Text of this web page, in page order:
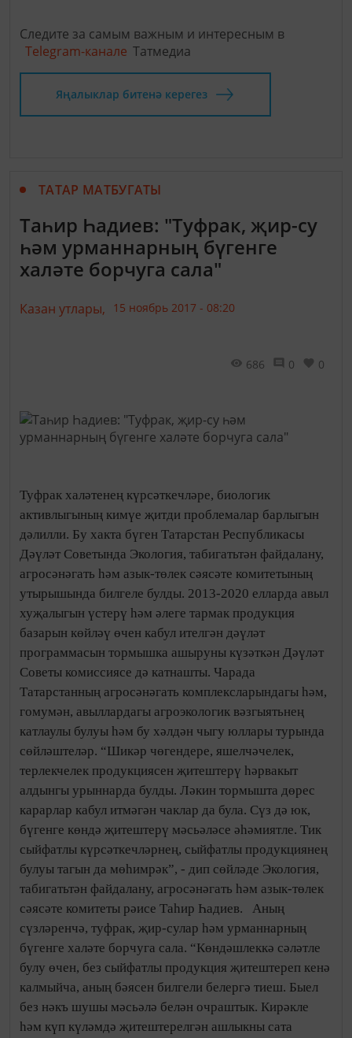
Следите за самым важным и интересным в
Telegram-канале Татмедиа
Яңалыклар битенә керегез
ТАТАР МАТБУГАТЫ
Таһир Һадиев: "Туфрак, җир-су
һәм урманнарның бүгенге
халәте борчуга сала"
Казан утлары, 15 ноябрь 2017 - 08:20
686 0 0
Туфрак халәтенең күрсәткечләре, биологик
активлыгының кимүе җитди проблемалар барлыгын
дәлилли. Бу хакта бүген Татарстан Республикасы
Дәүләт Советында Экология, табигатьтән файдалану,
агросәнәгать һәм азык-төлек сәясәте комитетының
утырышында билгеле булды. 2013-2020 елларда авыл
хуҗалыгын үстерү һәм әлеге тармак продукция
базарын көйләү өчен кабул ителгән дәүләт
программасын тормышка ашыруны күзәткән Дәүләт
Советы комиссиясе дә катнашты. Чарада
Татарстанның агросәнәгать комплексларындагы һәм,
гомумән, авыллардагы агроэкологик вәзгыятьнең
катлаулы булуы һәм бу хәлдән чыгу юллары турында
сөйләштеләр. “Шикәр чөгендере, яшелчәчелек,
терлекчелек продукциясен җитештерү һәрвакыт
алдынгы урыннарда булды. Ләкин тормышта дөрес
карарлар кабул итмәгән чаклар да була. Сүз дә юк,
бүгенге көндә җитештерү мәcьәләсе әһәмиятле. Тик
сыйфатлы күрсәткечләрнең, сыйфатлы продукциянең
булуы тагын да мөһимрәк”, - дип сөйләде Экология,
табигатьтән файдалану, агросәнәгать һәм азык-төлек
сәясәте комитеты рәисе Таһир Һадиев. Аның
сүзләренчә, туфрак, җир-сулар һәм урманнарның
бүгенге халәте борчуга сала. “Көндәшлеккә сәләтле
булу өчен, без сыйфатлы продукция җитештереп кенә
калмыйча, аның бәясен билгели белергә тиеш. Быел
без нәкъ шушы мәсьәлә белән очраштык. Кирәкле
һәм күп күләмдә җитештерелгән ашлыкны сата